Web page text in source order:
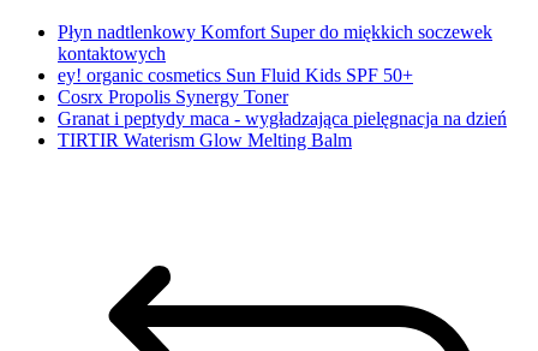
Płyn nadtlenkowy Komfort Super do miękkich soczewek
kontaktowych
ey! organic cosmetics Sun Fluid Kids SPF 50+
Cosrx Propolis Synergy Toner
Granat i peptydy maca - wygładzająca pielęgnacja na dzień
TIRTIR Waterism Glow Melting Balm